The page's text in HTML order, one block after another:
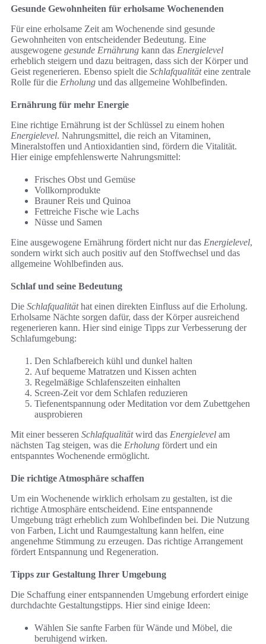
Gesunde Gewohnheiten für erholsame Wochenenden
Für eine erholsame Zeit am Wochenende sind gesunde
Gewohnheiten von entscheidender Bedeutung. Eine
ausgewogene gesunde Ernährung kann das Energielevel
erheblich steigern und dazu beitragen, dass sich der Körper und
Geist regenerieren. Ebenso spielt die Schlafqualitäteine zentrale
Rolle für die Erholung und das allgemeine Wohlbefinden.
Ernährung für mehr Energie
Eine richtige Ernährung ist der Schlüssel zu einem hohen
Energielevel. Nahrungsmittel, die reich an Vitaminen,
Mineralstoffen und Antioxidantien sind, fördern die Vitalität.
Hier einige empfehlenswerte Nahrungsmittel:
Frisches Obst und Gemüse
Vollkornprodukte
Brauner Reis und Quinoa
Fettreiche Fische wie Lachs
Nüsse und Samen
Eine ausgewogene Ernährung fördert nicht nur das Energielevel,
sondern wirkt sich auch positiv auf den Stoffwechsel und das
allgemeine Wohlbefinden aus.
Schlaf und seine Bedeutung
Die Schlafqualitäthat einen direkten Einfluss auf die Erholung.
Erholsame Nächte sorgen dafür, dass der Körper ausreichend
regenerieren kann. Hier sind einige Tipps zur Verbesserung der
Schlafumgebung:
Den Schlafbereich kühl und dunkel halten
Auf bequeme Matratzen und Kissen achten
Regelmäßige Schlafenszeiten einhalten
Screen-Zeit vor dem Schlafen reduzieren
Tiefenentspannung oder Meditation vor dem Zubettgehen
ausprobieren
Mit einer besseren Schlafqualitätwird das Energielevel am
nächsten Tag steigen, was die Erholung fördert und ein
entspanntes Wochenende ermöglicht.
Die richtige Atmosphäre schaffen
Um ein Wochenende wirklich erholsam zu gestalten, ist die
richtige Atmosphäre entscheidend. Eine entspannende
Umgebung trägt erheblich zum Wohlbefinden bei. Die Nutzung
von Farben, Licht und Raumgestaltung kann helfen, eine
angenehme Stimmung zu erzeugen. Das richtige Arrangement
fördert Entspannung und Regeneration.
Tipps zur Gestaltung Ihrer Umgebung
Die Schaffung einer entspannenden Umgebung erfordert einige
durchdachte Gestaltungstipps. Hier sind einige Ideen:
Wählen Sie sanfte Farben für Wände und Möbel, die
beruhigend wirken.